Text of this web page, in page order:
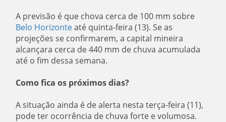
A previsão é que chova cerca de 100 mm sobre
Belo Horizonteaté quinta-feira (13). Se as
projeções se confirmarem, a capital mineira
alcançara cerca de 440 mm de chuva acumulada
até o fim dessa semana.
Como fica os próximos dias?
A situação ainda é de alerta nesta terça-feira (11),
pode ter ocorrência de chuva forte e volumosa.